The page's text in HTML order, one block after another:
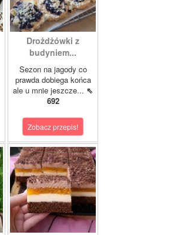
Drożdżówki z
budyniem...
Sezon na jagody co
prawda dobiega końca
ale u mnie jeszcze... ⇖
692
Zobacz przepis!